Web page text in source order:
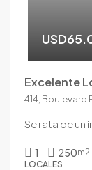
Excelente
Se rata de un
1 250m2
LOCALES